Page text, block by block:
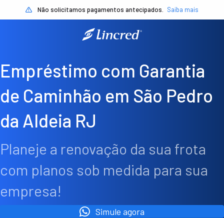
Não solicitamos pagamentos antecipados. Saiba mais
Empréstimo com Garantia
de Caminhão em São Pedro
da Aldeia RJ
Planeje a renovação da sua frota
com planos sob medida para sua
empresa!
Simule agora